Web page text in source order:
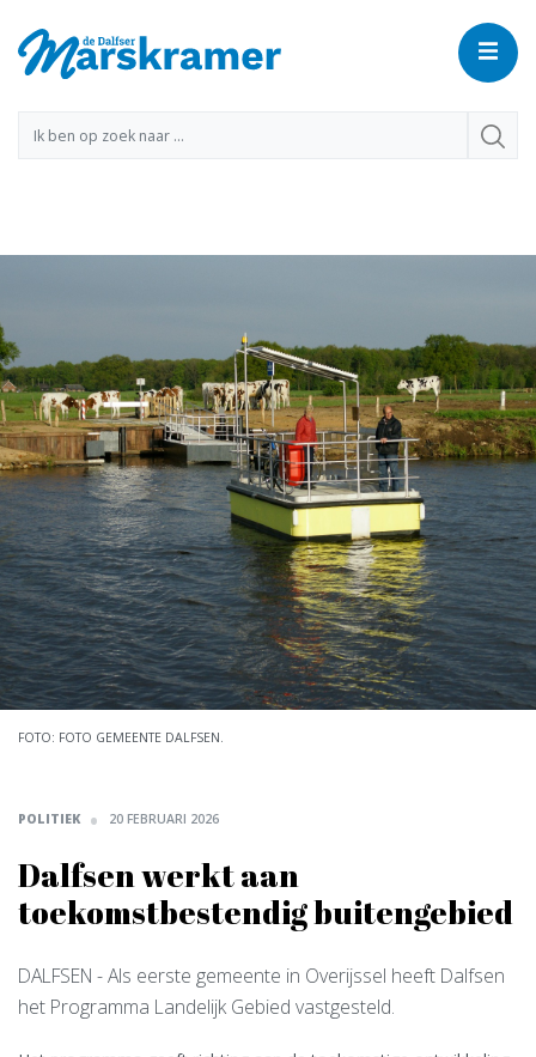
FOTO: FOTO GEMEENTE DALFSEN.
POLITIEK 20 FEBRUARI 2026
Dalfsen werkt aan
toekomstbestendig buitengebied
DALFSEN - Als eerste gemeente in Overijssel heeft Dalfsen
het Programma Landelijk Gebied vastgesteld.